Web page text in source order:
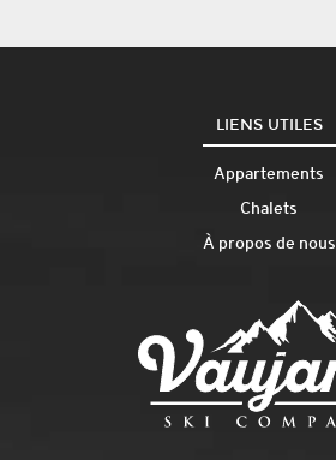
LIENS UTILES
Appartements
Chalets
À propos de nous